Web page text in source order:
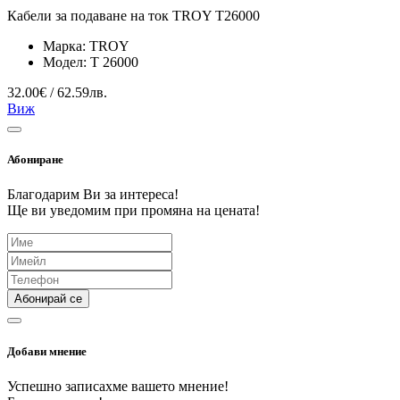
Кабели за подаване на ток TROY T26000
Марка: TROY
Модел: T 26000
32.00€ / 62.59лв.
Виж
Абониране
Благодарим Ви за интереса!
Ще ви уведомим при промяна на цената!
Абонирай се
Добави мнение
Успешно записахме вашето мнение!